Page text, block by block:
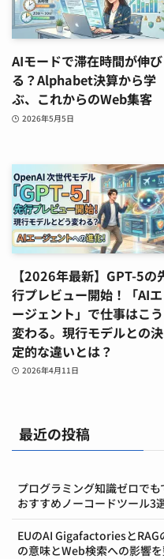
AIモードで滞在時間が伸び
る？Alphabet決算から学
ぶ、これからのWeb集客
2026年5月5日
【2026年最新】GPT-5の
行プレビュー開始！「AIエ
ージェント」で仕事はこう
変わる。現行モデルとの決
定的な違いとは？
2026年4月11日
最近の投稿
プログラミング知識ゼロで
おすすめノーコードツール3
EUのAI Gigafactoriesと
の意味とWeb検索への影響